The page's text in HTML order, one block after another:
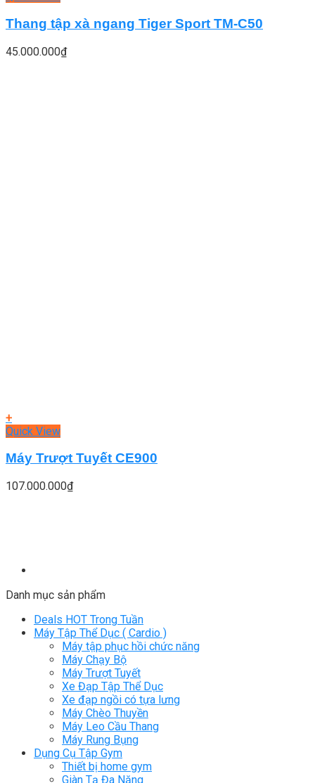
Thang tập xà ngang Tiger Sport TM-C50
45.000.000₫
+
Quick View
Máy Trượt Tuyết CE900
107.000.000₫
Danh mục sản phẩm
Deals HOT Trong Tuần
Máy Tập Thể Dục ( Cardio )
Máy tập phục hồi chức năng
Máy Chạy Bộ
Máy Trượt Tuyết
Xe Đạp Tập Thể Dục
Xe đạp ngồi có tựa lưng
Máy Chèo Thuyền
Máy Leo Cầu Thang
Máy Rung Bụng
Dụng Cụ Tập Gym
Thiết bị home gym
Giàn Tạ Đa Năng